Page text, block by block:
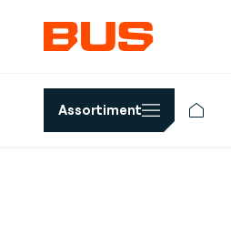
Assortiment